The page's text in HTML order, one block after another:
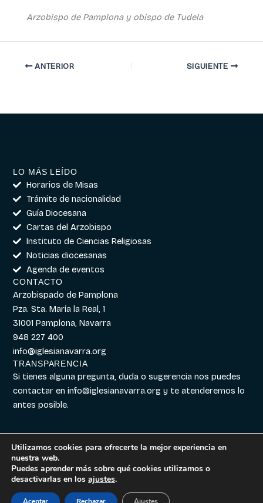
Arzobispo de Pamplona y obispo de Tudela
ANTERIOR SIGUIENTE
LO MÁS LEÍDO
Horarios de Misas
Trámite de nacionalidad
Guía Diocesana
Cartas del Arzobispo
Instituto de Ciencias Religiosas
Noticias diocesanas
Agenda de eventos
CONTACTO
Arzobispado de Pamplona
Pza. Sta. María la Real, 1
31001 Pamplona, Navarra
948 227 400
info@iglesianavarra.org
TRANSPARENCIA
Si tienes alguna pregunta, duda o sugerencia nos puedes
contactar eninfo@iglesianavarra.org y te atenderemos lo
antes posible.
Aviso legal|
Cookies|Política de
Utilizamos cookies para ofrecerte la mejor experiencia en
nuestra web.
Puedes aprender más sobre qué cookies utilizamos o
desactivarlas en los ajustes.